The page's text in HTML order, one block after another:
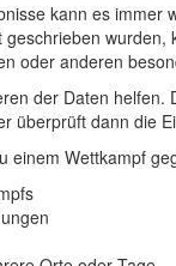
kann es
oder anderen
der Daten
überprüft dann die
einem Wettkampf